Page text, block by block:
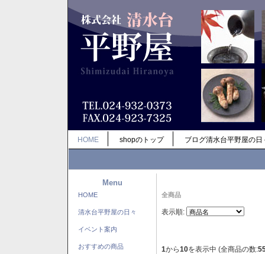
HOME shopのトップ ブログ清水台平野屋の日
Menu
HOME
清水台平野屋の日々
イベント案内
おすすめの商品
全商品
表示順:
1から10を表示中 (全商品の数: